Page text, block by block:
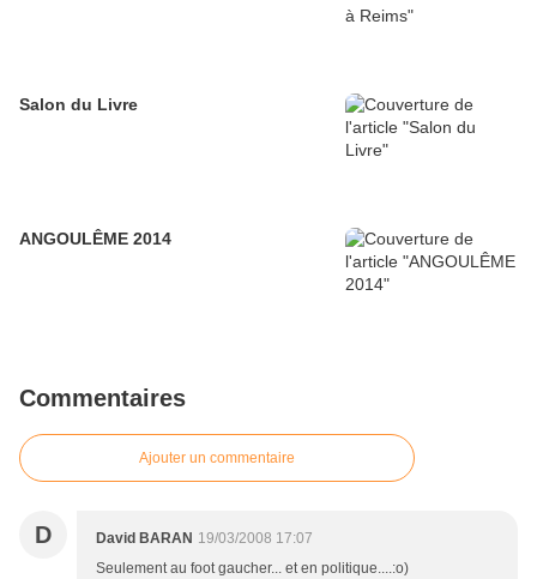
Salon du Livre
ANGOULÊME 2014
Commentaires
Ajouter un commentaire
D David BARAN 19/03/2008 17:07
Seulement au foot gaucher... et en politique....:o)